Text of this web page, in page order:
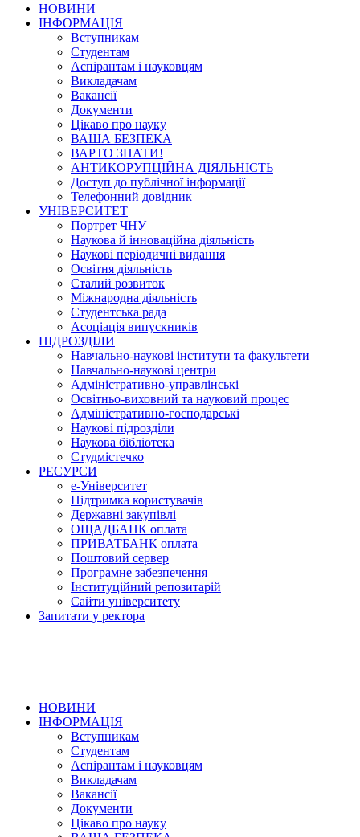
НОВИНИ
ІНФОРМАЦІЯ
Вступникам
Студентам
Аспірантам і науковцям
Викладачам
Вакансії
Документи
Цікаво про науку
ВАША БЕЗПЕКА
ВАРТО ЗНАТИ!
АНТИКОРУПЦІЙНА ДІЯЛЬНІСТЬ
Доступ до публічної інформації
Телефонний довідник
УНІВЕРСИТЕТ
Портрет ЧНУ
Наукова й інноваційна діяльність
Наукові періодичні видання
Освітня діяльність
Сталий розвиток
Міжнародна діяльність
Студентська рада
Асоціація випускників
ПІДРОЗДІЛИ
Навчально-наукові інститути та факультети
Навчально-наукові центри
Адміністративно-управлінські
Освітньо-виховний та науковий процес
Адміністративно-господарські
Наукові підрозділи
Наукова бібліотека
Студмістечко
РЕСУРСИ
е-Університет
Підтримка користувачів
Державні закупівлі
ОЩАДБАНК оплата
ПРИВАТБАНК оплата
Поштовий сервер
Програмне забезпечення
Інституційний репозитарій
Сайти університету
Запитати у ректора
НОВИНИ
ІНФОРМАЦІЯ
Вступникам
Студентам
Аспірантам і науковцям
Викладачам
Вакансії
Документи
Цікаво про науку